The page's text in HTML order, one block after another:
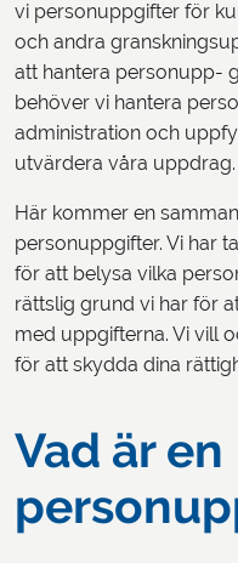
vi personuppgifter för
och andra
att hantera personupp-
behöver vi hantera
administration och
utvärdera våra uppdrag.
Här kommer en
personuppgifter. Vi har
för att belysa vilka
rättslig grund vi har för
med uppgifterna. Vi vill
för att skydda dina
Vad är en